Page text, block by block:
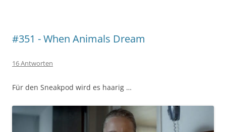
#351 - When Animals Dream
16 Antworten
Für den Sneakpod wird es haarig …